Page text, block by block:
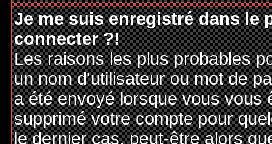
Je me suis enregistré dans le
connecter ?!
Les raisons les plus probables
un nom d'utilisateur ou mot de
a été envoyé lorsque vous vous
supprimé votre compte pour
le dernier cas, peut-être alors